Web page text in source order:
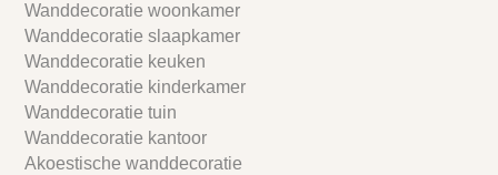
Wanddecoratie woonkamer
Wanddecoratie slaapkamer
Wanddecoratie keuken
Wanddecoratie kinderkamer
Wanddecoratie tuin
Wanddecoratie kantoor
Akoestische wanddecoratie